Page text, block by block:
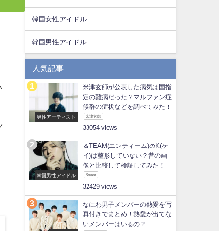
韓国女性アイドル
韓国男性アイドル
人気記事
男性アーティスト
米津玄師が公表した病気は国指
定の難病だった？マルファン症
候群の症状などを調べてみた！
米津玄師
33054
韓国男性アイドル
＆TEAM(エンティーム)のK(ケ
イ)は整形していない？昔の画
像と比較して検証してみた！
&team
32429
なにわ男子メンバーの熱愛を写
真付きでまとめ！熱愛が出てな
いメンバーはいるの？